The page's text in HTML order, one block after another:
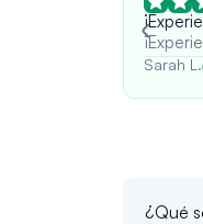
Sarah L.
¿Qué